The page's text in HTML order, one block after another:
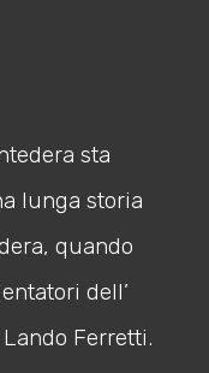
sta
lunga storia
quando
dell’
Ferretti.